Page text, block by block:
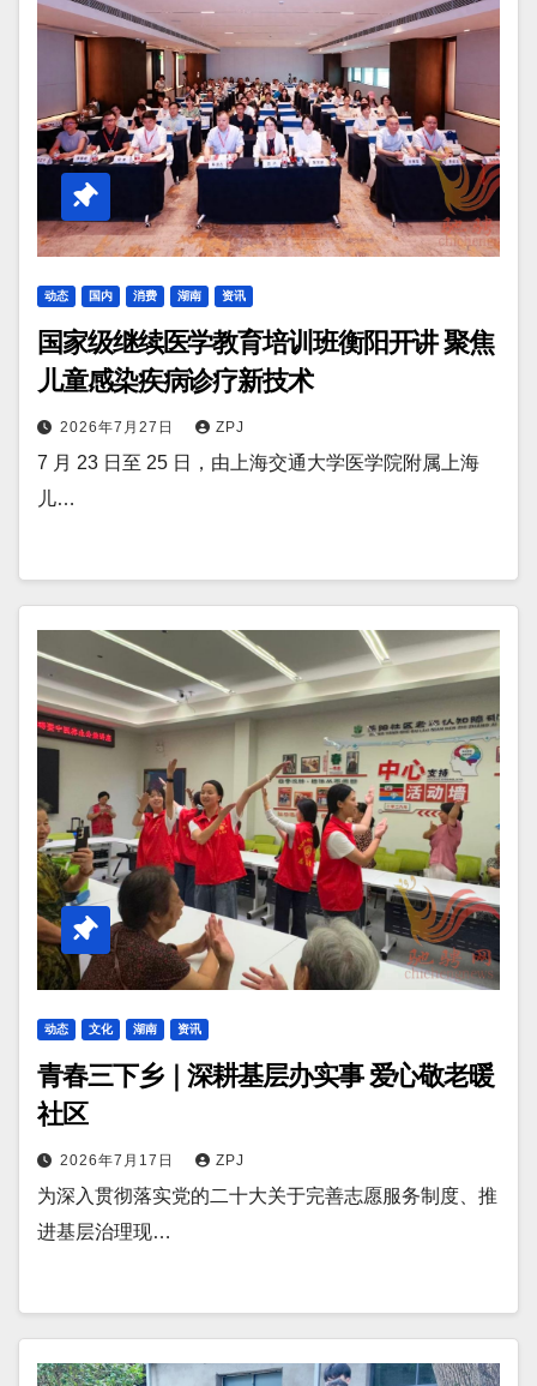
动态 国内 消费 湖南 资讯
国家级继续医学教育培训班衡阳开讲 聚焦
儿童感染疾病诊疗新技术
2026年7月27日 ZPJ
7 月 23 日至 25 日，由上海交通大学医学院附属上海
儿…
动态 文化 湖南 资讯
青春三下乡｜深耕基层办实事 爱心敬老暖
社区
2026年7月17日 ZPJ
为深入贯彻落实党的二十大关于完善志愿服务制度、推
进基层治理现…